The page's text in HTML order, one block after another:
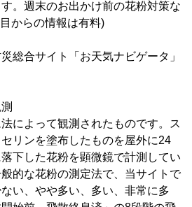
。週末のお出かけ前の花粉対策な
からの情報は有料)
総合サイト「お天気ナビゲータ」
によって観測されたものです。ス
リンを塗布したものを屋外に24
下した花粉を顕微鏡で計測してい
的な花粉の測定法で、当サイトで
い、やや多い、多い、非常に多